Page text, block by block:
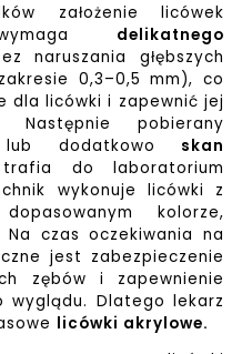
założenie licówek
wymaga delikatnego
naruszania głębszych
0,3–0,5 mm), co
dla licówki i zapewnić jej
Następnie pobierany
dodatkowo
skan
do laboratorium
wykonuje licówki z
kolorze,
Na czas oczekiwania na
jest zabezpieczenie
zębów i zapewnienie
Dlatego lekarz
licówki akrylowe.